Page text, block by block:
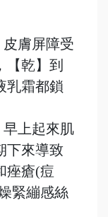
皮膚屏障受
【乾】到
乳霜都鎖
早上起來肌
下來導致
痤瘡(痘
緊繃感絲